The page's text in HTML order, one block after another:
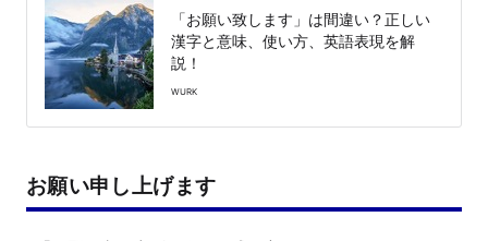
「お願い致します」は間違い？正しい
漢字と意味、使い方、英語表現を解
説！
WURK
お願い申し上げます